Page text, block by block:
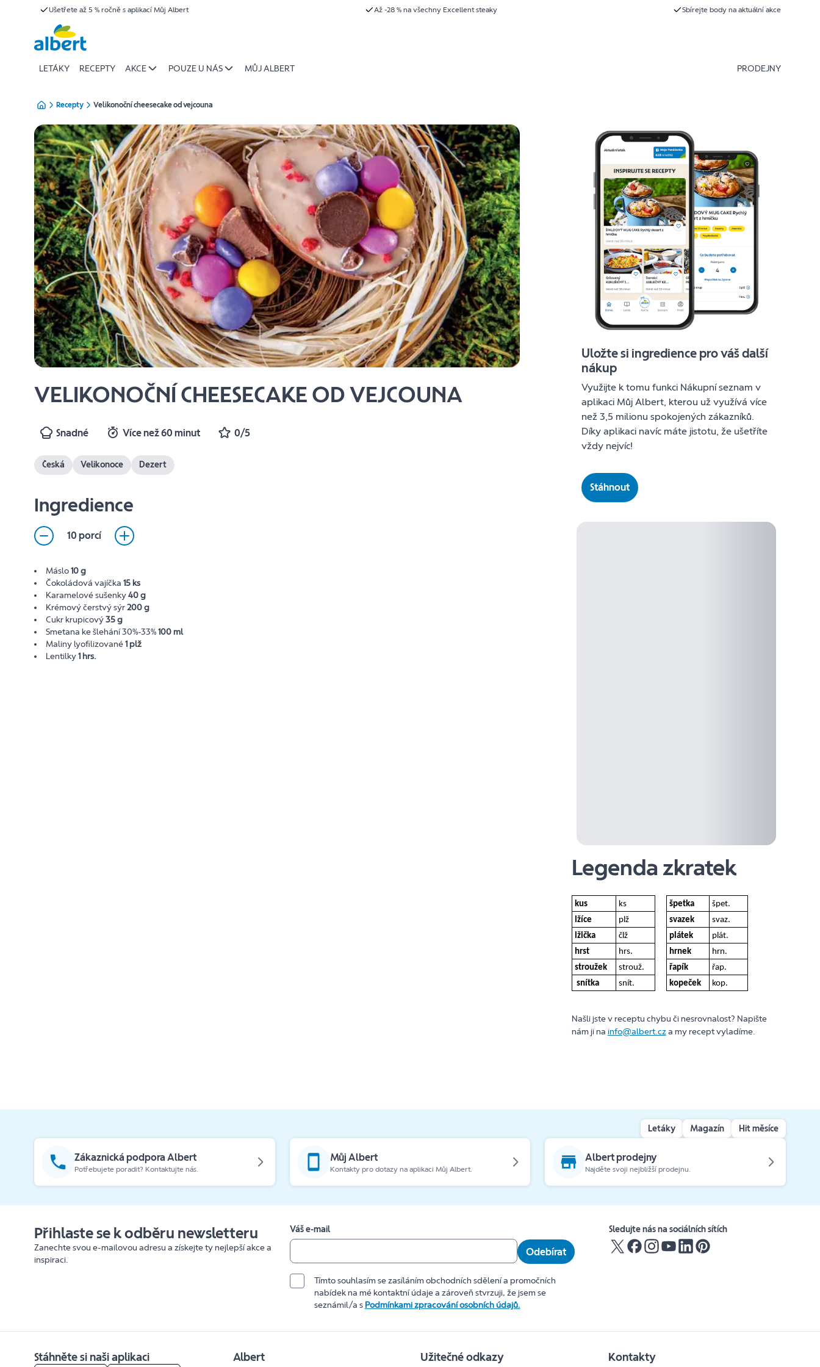
Ušetřete až 5 % ročně s aplikací Můj Albert Až -28 % na všechny Excellent steaky Sbírejte body na aktuální akce
LETÁKY RECEPTY AKCE POUZE U NÁS MŮJ ALBERT PRODEJNY
Recepty Velikonoční cheesecake od vejcouna
VELIKONOČNÍ CHEESECAKE OD VEJCOUNA
Snadné Více než 60 minut 0/5
Česká Velikonoce Dezert
Ingredience
10 porcí
Máslo10 g
Čokoládová vajíčka15 ks
Karamelové sušenky40 g
Krémový čerstvý sýr200 g
Cukr krupicový35 g
Smetana ke šlehání 30%-33%100 ml
Maliny lyofilizované1 plž
Lentilky1 hrs.
Uložte si ingredience pro váš další
nákup
Využijte k tomu funkci Nákupní seznam v
aplikaci Můj Albert, kterou už využívá více
než 3,5 milionu spokojených zákazníků.
Díky aplikaci navíc máte jistotu, že ušetříte
vždy nejvíc!
Stáhnout
Legenda zkratek
kus ks špetka
špet.
lžíce
plž svazek
svaz.
lžička
člž plátek
plát.
hrst
hrs. hrnek
hrn.
stroužek
strouž. řapík
řap.
snítka
snít. kopeček kop.
Našli jste v receptu chybu či nesrovnalost? Napište
nám ji na info@albert.cza my recept vyladíme.
Letáky Magazín Hit měsíce
Zákaznická podpora Albert
Potřebujete poradit? Kontaktujte nás.
Můj Albert
Kontakty pro dotazy na aplikaci Můj Albert.
Albert prodejny
Najděte svoji nejbližší prodejnu.
Přihlaste se k odběru newsletteru
Zanechte svou e-mailovou adresu a získejte ty nejlepší akce a
inspiraci.
Váš e-mail
Odebírat
Tímto souhlasím se zasíláním obchodních sdělení a promočních
nabídek na mé kontaktní údaje a zároveň stvrzuji, že jsem se
seznámil/a s Podmínkami zpracování osobních údajů.
Sledujte nás na sociálních sítích
Stáhněte si naši aplikaci Albert Užitečné odkazy Kontakty